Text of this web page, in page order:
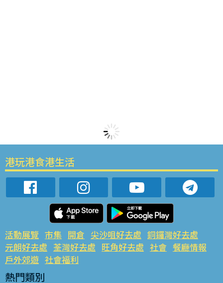
港玩港食港生活
活動展覽 市集 開倉 尖沙咀好去處 銅鑼灣好去處
元朗好去處 荃灣好去處 旺角好去處 社會 餐廳情報
戶外郊遊 社會福利
熱門類別